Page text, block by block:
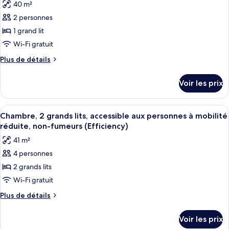
non-
fumeurs
très
grand
lit,
non-
photos
pour
ce
type
de
1
grand
lit,
accessible
aux
personnes
à
mobilité
réduite,
non-
40 m²
2 personnes
1 grand lit
Wi-Fi gratuit
Plus de détails
Plus
le
type
de
chambre
Chambre,
grand
accessible
aux
à
Voir les prix
Afficher
toutes
les
photos
pour
ce
type
de
Une chambre d’hôtel avec deux lits,
9
Chambre, 2 grands lits, accessible aux personnes à mobilité
réduite, non-fumeurs (Efficiency)
41 m²
4 personnes
2 grands lits
Wi-Fi gratuit
Plus de détails
Plus
Voir les prix